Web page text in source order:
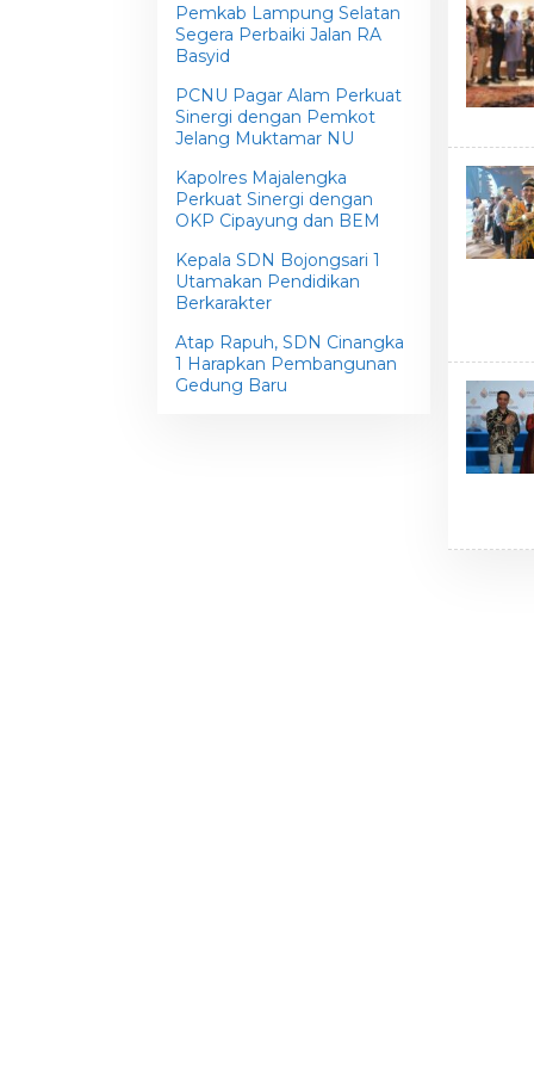
Pemkab Lampung Selatan
Segera Perbaiki Jalan RA
Basyid
PCNU Pagar Alam Perkuat
Sinergi dengan Pemkot
Jelang Muktamar NU
Kapolres Majalengka
Perkuat Sinergi dengan
OKP Cipayung dan BEM
Kepala SDN Bojongsari 1
Utamakan Pendidikan
Berkarakter
Atap Rapuh, SDN Cinangka
1 Harapkan Pembangunan
Gedung Baru